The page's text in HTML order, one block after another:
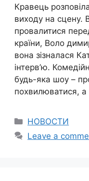
Кравець
виходу на сцену.
провалитися
країни, Воло
вона зізналася
інтерв’ю.
будь-яка шоу –
похвилюватися,
Categories
НОВОСТИ
Leave a